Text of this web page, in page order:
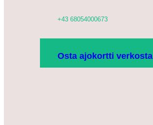
+43 68054000673
Osta ajokortti verkosta